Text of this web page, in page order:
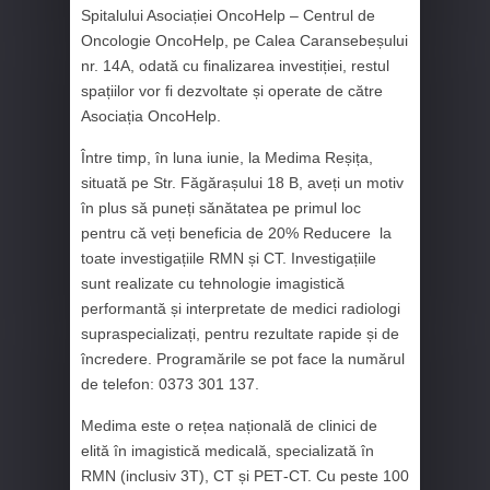
Spitalului Asociației OncoHelp – Centrul de
Oncologie OncoHelp, pe Calea Caransebeșului
nr. 14A, odată cu finalizarea investiției, restul
spațiilor vor fi dezvoltate și operate de către
Asociația OncoHelp.
Între timp, în luna iunie, la Medima Reșița,
situată pe Str. Făgărașului 18 B, aveți un motiv
în plus să puneți sănătatea pe primul loc
pentru că veți beneficia de 20% Reducere la
toate investigațiile RMN și CT. Investigațiile
sunt realizate cu tehnologie imagistică
performantă și interpretate de medici radiologi
supraspecializați, pentru rezultate rapide și de
încredere. Programările se pot face la numărul
de telefon: 0373 301 137.
Medima este o rețea națională de clinici de
elită în imagistică medicală, specializată în
RMN (inclusiv 3T), CT și PET‑CT. Cu peste 100